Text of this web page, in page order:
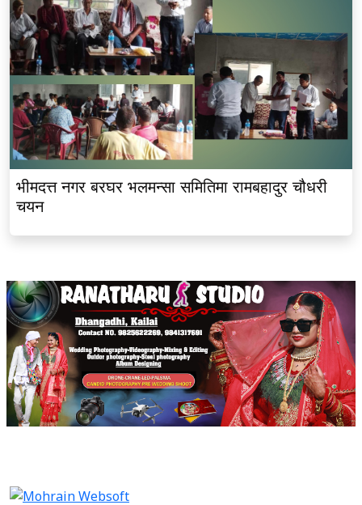
भीमदत्त नगर बरघर भलमन्सा समितिमा रामबहादुर चौधरी
चयन